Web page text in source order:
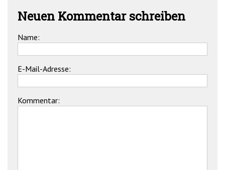
Neuen Kommentar schreiben
Name:
E-Mail-Adresse:
Kommentar: